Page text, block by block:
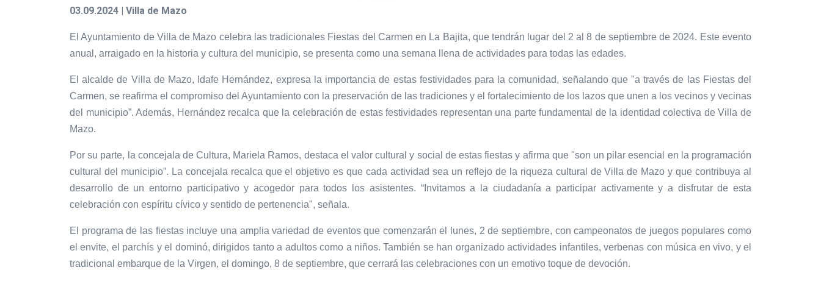
03.09.2024 | Villa de Mazo
El Ayuntamiento de Villa de Mazo celebra las tradicionales Fiestas del Carmen en La Bajita, que tendrán lugar del 2 al 8 de septiembre de 2024. Este evento
anual, arraigado en la historia y cultura del municipio, se presenta como una semana llena de actividades para todas las edades.
El alcalde de Villa de Mazo, Idafe Hernández, expresa la importancia de estas festividades para la comunidad, señalando que "a través de las Fiestas del
Carmen, se reafirma el compromiso del Ayuntamiento con la preservación de las tradiciones y el fortalecimiento de los lazos que unen a los vecinos y vecinas
del municipio”. Además, Hernández recalca que la celebración de estas festividades representan una parte fundamental de la identidad colectiva de Villa de
Mazo.
Por su parte, la concejala de Cultura, Mariela Ramos, destaca el valor cultural y social de estas fiestas y afirma que "son un pilar esencial en la programación
cultural del municipio”. La concejala recalca que el objetivo es que cada actividad sea un reflejo de la riqueza cultural de Villa de Mazo y que contribuya al
desarrollo de un entorno participativo y acogedor para todos los asistentes. “Invitamos a la ciudadanía a participar activamente y a disfrutar de esta
celebración con espíritu cívico y sentido de pertenencia", señala.
El programa de las fiestas incluye una amplia variedad de eventos que comenzarán el lunes, 2 de septiembre, con campeonatos de juegos populares como
el envite, el parchís y el dominó, dirigidos tanto a adultos como a niños. También se han organizado actividades infantiles, verbenas con música en vivo, y el
tradicional embarque de la Virgen, el domingo, 8 de septiembre, que cerrará las celebraciones con un emotivo toque de devoción.